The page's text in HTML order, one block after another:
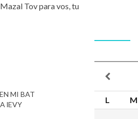
Tov para vos, tu
MI BAT
lEVY
L M